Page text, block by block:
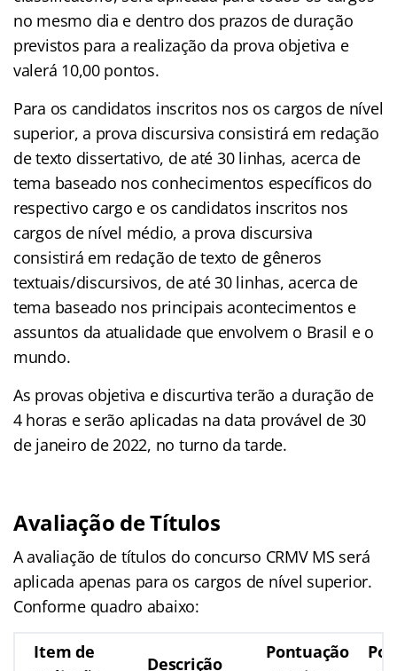
no mesmo dia e dentro dos prazos de duração
previstos para a realização da prova objetiva e
valerá 10,00 pontos.
Para os candidatos inscritos nos os cargos de nível
superior, a prova discursiva consistirá em redação
de texto dissertativo, de até 30 linhas, acerca de
tema baseado nos conhecimentos específicos do
respectivo cargo e os candidatos inscritos nos
cargos de nível médio, a prova discursiva
consistirá em redação de texto de gêneros
textuais/discursivos, de até 30 linhas, acerca de
tema baseado nos principais acontecimentos e
assuntos da atualidade que envolvem o Brasil e o
mundo.
As provas objetiva e discurtiva terão a duração de
4 horas e serão aplicadas na data provável de 30
de janeiro de 2022, no turno da tarde.
Avaliação de Títulos
A avaliação de títulos do concurso CRMV MS será
aplicada apenas para os cargos de nível superior.
Conforme quadro abaixo:
Item de
Descrição
Pontuação